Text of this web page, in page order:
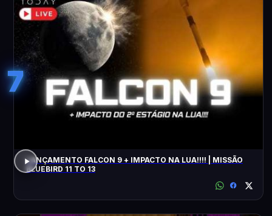
7
LANÇAMENTO FALCON 9 + IMPACTO NA LUA!!!! | MISSÃO
BLUEBIRD 11 TO 13